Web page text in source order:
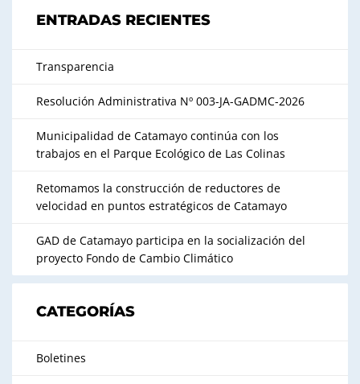
ENTRADAS RECIENTES
Transparencia
Resolución Administrativa Nº 003-JA-GADMC-2026
Municipalidad de Catamayo continúa con los
trabajos en el Parque Ecológico de Las Colinas
Retomamos la construcción de reductores de
velocidad en puntos estratégicos de Catamayo
GAD de Catamayo participa en la socialización del
proyecto Fondo de Cambio Climático
CATEGORÍAS
Boletines